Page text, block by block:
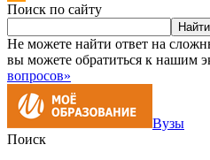
Поиск по сайту
Найти
Не можете найти ответ на
вы можете обратиться к нашим
вопросов»
Вузы
Поиск